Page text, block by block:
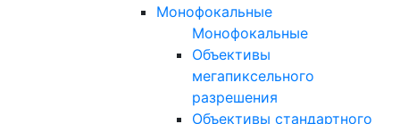
Монофокальные
Монофокальные
Объективы
мегапиксельного
разрешения
Объективы стандартного